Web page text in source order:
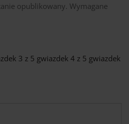
opublikowany. Wymagane
3 z 5 gwiazdek 4 z 5 gwiazdek